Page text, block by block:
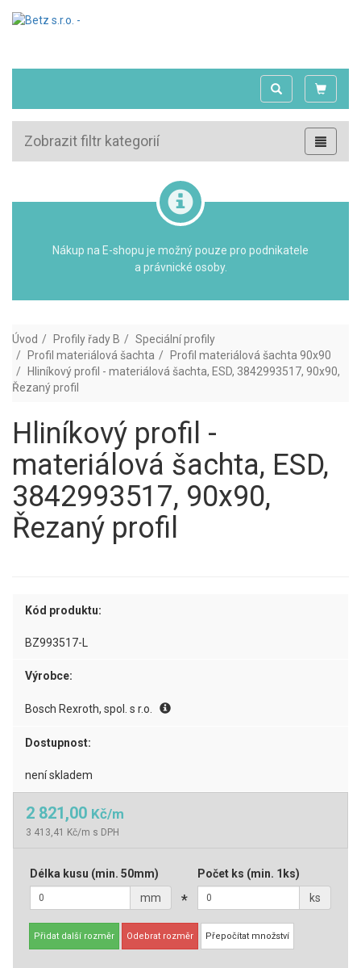
Zobrazit filtr kategorií
Nákup na E-shopu je možný pouze pro podnikatele
a právnické osoby.
Úvod Profily řady B
Speciální profily
Profil materiálová šachta
Profil materiálová šachta 90x90
Hliníkový profil - materiálová šachta, ESD, 3842993517, 90x90,
Řezaný profil
Hliníkový profil -
materiálová šachta, ESD,
3842993517, 90x90,
Řezaný profil
Kód produktu:
BZ993517-L
Výrobce:
Bosch Rexroth, spol. s r.o.
Dostupnost:
není skladem
2 821,00 Kč/m
3 413,41 Kč/m s DPH
Délka kusu (min. 50mm)
mm
*
Počet ks (min. 1ks)
ks
Přidat další rozměr Odebrat rozměr Přepočítat množství